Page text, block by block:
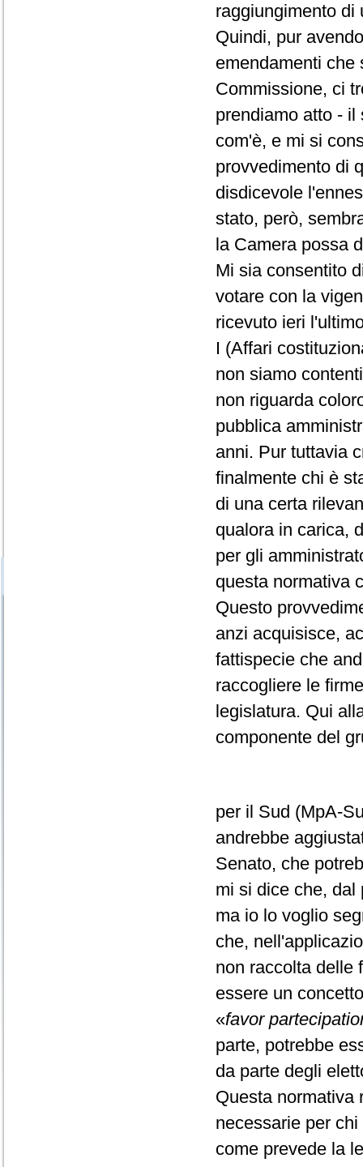
raggiungimento di
Quindi, pur
emendamenti che
Commissione, ci
prendiamo atto -
com'è, e mi si
provvedimento di
disdicevole
stato, però,
la Camera possa
Mi sia consentito
votare con la
ricevuto ieri
I (Affari
non siamo
non riguarda
pubblica
anni. Pur tuttavia
finalmente chi è
di una certa
qualora in carica,
per gli
questa normativa
Questo
anzi acquisisce,
fattispecie che
raccogliere le
legislatura. Qui
componente del
per il Sud (MpA-
andrebbe
Senato, che
mi si dice che, dal
ma io lo voglio
che,
non raccolta delle
essere un
«favor
parte, potrebbe
da parte degli
Questa normativa
necessarie per
come prevede la